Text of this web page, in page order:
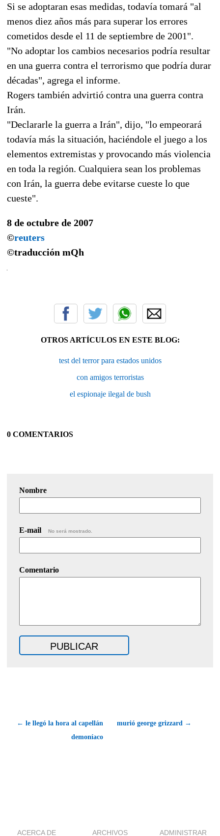
Si se adoptaran esas medidas, todavía tomará "al
menos diez años más para superar los errores
cometidos desde el 11 de septiembre de 2001".
"No adoptar los cambios necesarios podría resultar
en una guerra contra el terrorismo que podría durar
décadas", agrega el informe.
Rogers también advirtió contra una guerra contra
Irán.
"Declararle la guerra a Irán", dijo, "lo empeorará
todavía más la situación, haciéndole el juego a los
elementos extremistas y provocando más violencia
en toda la región. Cualquiera sean los problemas
con Irán, la guerra debe evitarse cueste lo que
cueste".
8 de octubre de 2007
©reuters
©traducción mQh
OTROS ARTÍCULOS EN ESTE BLOG:
test del terror para estados unidos
con amigos terroristas
el espionaje ilegal de bush
0 COMENTARIOS
Nombre
E-mail No será mostrado.
Comentario
← le llegó la hora al capellán
demoníaco
murió george grizzard →
ACERCA DE ARCHIVOS ADMINISTRAR